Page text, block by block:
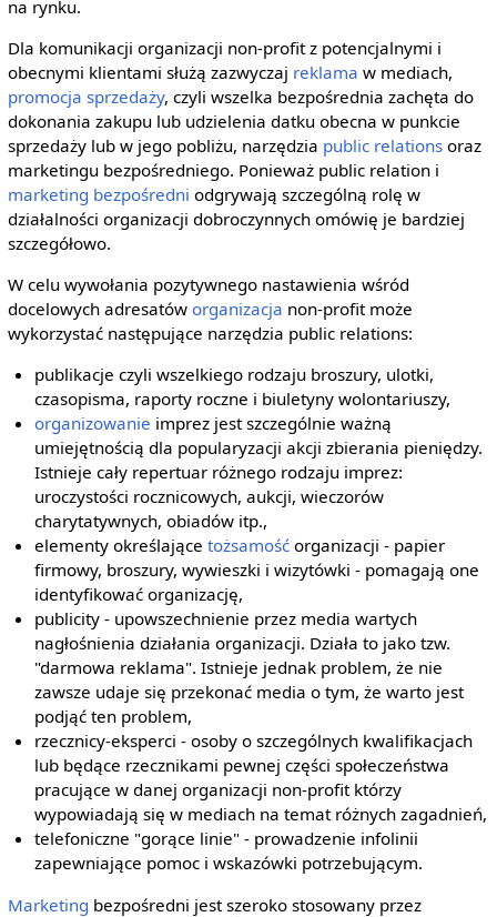
na rynku.
Dla komunikacji organizacji non-profit z potencjalnymi i
obecnymi klientami służą zazwyczaj reklama w mediach,
promocja sprzedaży, czyli wszelka bezpośrednia zachęta do
dokonania zakupu lub udzielenia datku obecna w punkcie
sprzedaży lub w jego pobliżu, narzędzia public relationsoraz
marketingu bezpośredniego. Ponieważ public relation i
marketing bezpośredni odgrywają szczególną rolę w
działalności organizacji dobroczynnych omówię je bardziej
szczegółowo.
W celu wywołania pozytywnego nastawienia wśród
docelowych adresatów organizacja non-profit może
wykorzystać następujące narzędzia public relations:
publikacje czyli wszelkiego rodzaju broszury, ulotki,
czasopisma, raporty roczne i biuletyny wolontariuszy,
organizowanie imprez jest szczególnie ważną
umiejętnością dla popularyzacji akcji zbierania pieniędzy.
Istnieje cały repertuar różnego rodzaju imprez:
uroczystości rocznicowych, aukcji, wieczorów
charytatywnych, obiadów itp.,
elementy określającetożsamość organizacji - papier
firmowy, broszury, wywieszki i wizytówki - pomagają one
identyfikować organizację,
publicity - upowszechnienie przez media wartych
nagłośnienia działania organizacji. Działa to jako tzw.
"darmowa reklama". Istnieje jednak problem, że nie
zawsze udaje się przekonać media o tym, że warto jest
podjąć ten problem,
rzecznicy-eksperci - osoby o szczególnych kwalifikacjach
lub będące rzecznikami pewnej części społeczeństwa
pracujące w danej organizacji non-profit którzy
wypowiadają się w mediach na temat różnych zagadnień,
telefoniczne "gorące linie" - prowadzenie infolinii
zapewniające pomoc i wskazówki potrzebującym.
Marketing bezpośredni jest szeroko stosowany przez